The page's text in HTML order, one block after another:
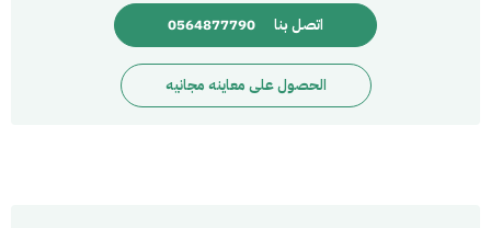
اتصل بنا 0564877790
الحصول على معاينه مجانيه